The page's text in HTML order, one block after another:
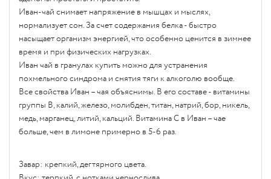
Иван-чай снимает напряжение в мышцах и мыслях,
нормализует сон. За счет содержания белка - быстро
насыщает организм энергией, что особенно ценится в зимнее
время и при физических нагрузках.
Иван чай в гранулах купить можно для устранения
похмельного синдрома и снятия тяги к алкоголю вообще.
Все свойства Иван – чая объяснимы. В его составе - витамины
группы В, калий, железо, молибден, титан, натрий, бор, никель,
медь, марганец, литий, кальций. Витамина С в Иван – чае
больше, чем в лимоне примерно в 5-6 раз.
Завар: крепкий, дегтярного цвета.